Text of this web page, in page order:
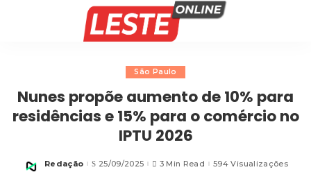
São Paulo
Nunes propõe aumento de 10% para
residências e 15% para o comércio no
IPTU 2026
Posted
Redação 25/09/2025 3 Min Read 594 Visualizações